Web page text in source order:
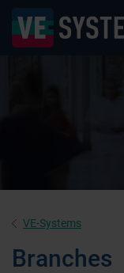
VE-Systems
Branches